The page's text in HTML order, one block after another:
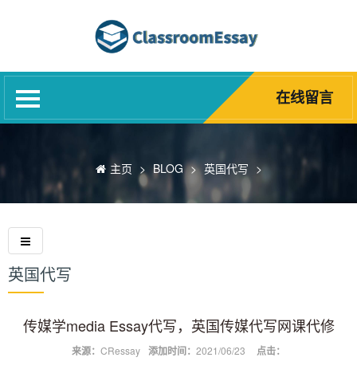
网课代修
Blog
关于我们
常见问题
在线留言
主页 > BLOG > 英国代写 >
英国代写
传媒学media Essay代写，英国传媒代写网课代修
来源： CRessay 添加时间： 2021/06/23 点击：